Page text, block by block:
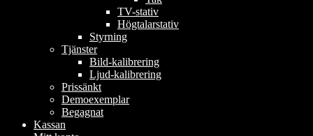
TV-stativ
Högtalarstativ
Styrning
Tjänster
Bild-kalibrering
Ljud-kalibrering
Prissänkt
Demoexemplar
Begagnat
Kassan